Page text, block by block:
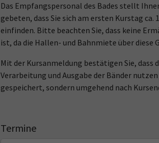
Das Empfangspersonal des Bades stellt
gebeten, dass Sie sich am ersten Kurstag
einfinden. Bitte beachten Sie, dass keine
ist, da die Hallen- und Bahnmiete über diese
Mit der Kursanmeldung bestätigen Sie, dass
Verarbeitung und Ausgabe der Bänder
gespeichert, sondern umgehend nach
Termine